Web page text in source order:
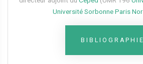
Université Sorbonne Paris
BIBLIOGRAPHIE